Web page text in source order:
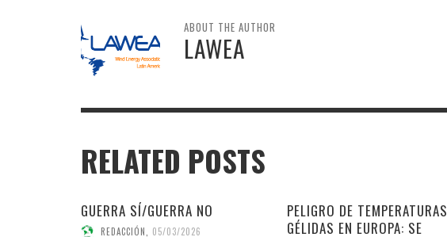
ABOUT THE AUTHOR
LAWEA
RELATED POSTS
GUERRA SÍ/GUERRA NO
REDACCIÓN 05/03/2026
PELIGRO DE TEMPERATURAS
GÉLIDAS EN EUROPA: SE